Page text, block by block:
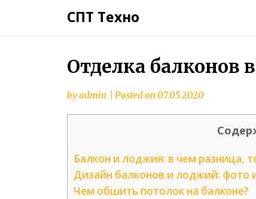
СПТ Техно
Отделка балконов
byadmin Posted on07.05.2020
Балкон и лоджия: в чем разница,
Дизайн балконов и лоджий: фото
Чем обшить потолок на балконе?